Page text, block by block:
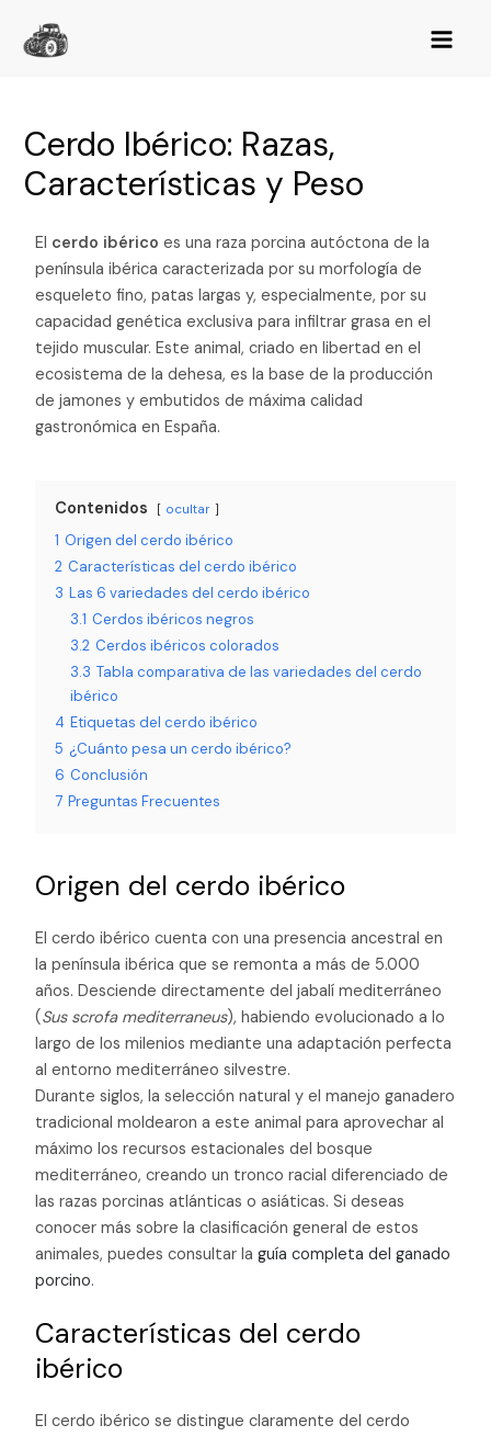
Cerdo Ibérico: Razas,
Características y Peso
El cerdo ibérico es una raza porcina autóctona de la
península ibérica caracterizada por su morfología de
esqueleto fino, patas largas y, especialmente, por su
capacidad genética exclusiva para infiltrar grasa en el
tejido muscular. Este animal, criado en libertad en el
ecosistema de la dehesa, es la base de la producción
de jamones y embutidos de máxima calidad
gastronómica en España.
Contenidos ocultar
1 Origen del cerdo ibérico
2 Características del cerdo ibérico
3 Las 6 variedades del cerdo ibérico
3.1 Cerdos ibéricos negros
3.2 Cerdos ibéricos colorados
3.3 Tabla comparativa de las variedades del cerdo
ibérico
4 Etiquetas del cerdo ibérico
5 ¿Cuánto pesa un cerdo ibérico?
6 Conclusión
7 Preguntas Frecuentes
Origen del cerdo ibérico
El cerdo ibérico cuenta con una presencia ancestral en
la península ibérica que se remonta a más de 5.000
años. Desciende directamente del jabalí mediterráneo
(Sus scrofa mediterraneus), habiendo evolucionado a lo
largo de los milenios mediante una adaptación perfecta
al entorno mediterráneo silvestre.
Durante siglos, la selección natural y el manejo ganadero
tradicional moldearon a este animal para aprovechar al
máximo los recursos estacionales del bosque
mediterráneo, creando un tronco racial diferenciado de
las razas porcinas atlánticas o asiáticas. Si deseas
conocer más sobre la clasificación general de estos
animales, puedes consultar laguía completa del ganado
porcino.
Características del cerdo
ibérico
El cerdo ibérico se distingue claramente del cerdo